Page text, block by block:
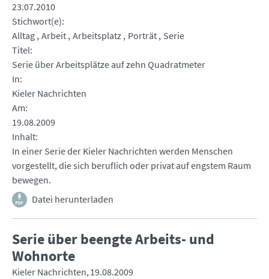
23.07.2010
Stichwort(e)
Alltag Arbeit Arbeitsplatz Porträt Serie
Titel
Serie über Arbeitsplätze auf zehn Quadratmeter
In
Kieler Nachrichten
Am
19.08.2009
Inhalt
In einer Serie der Kieler Nachrichten werden Menschen
vorgestellt, die sich beruflich oder privat auf engstem Raum
bewegen.
Datei herunterladen
Serie über beengte Arbeits- und
Wohnorte
Kieler Nachrichten 19.08.2009